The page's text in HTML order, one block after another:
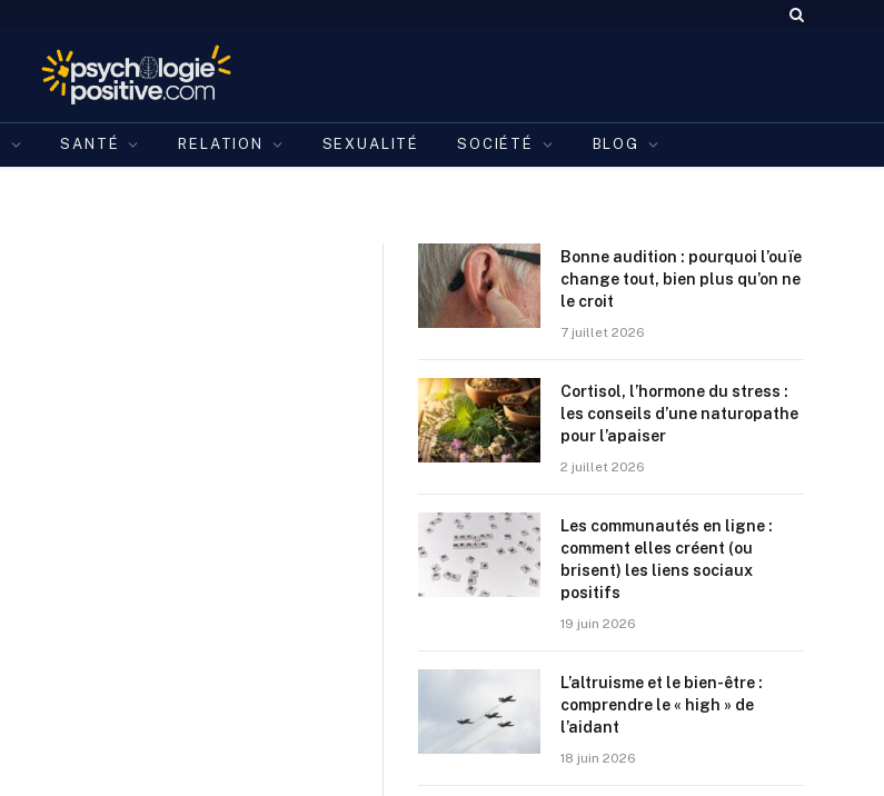
SANTÉ RELATION SEXUALITÉ SOCIÉTÉ BLOG
Bonne audition : pourquoi l’ouïe
change tout, bien plus qu’on ne
le croit
7 juillet 2026
Cortisol, l’hormone du stress :
les conseils d’une naturopathe
pour l’apaiser
2 juillet 2026
Les communautés en ligne :
comment elles créent (ou
brisent) les liens sociaux
positifs
19 juin 2026
L’altruisme et le bien-être :
comprendre le « high » de
l’aidant
18 juin 2026